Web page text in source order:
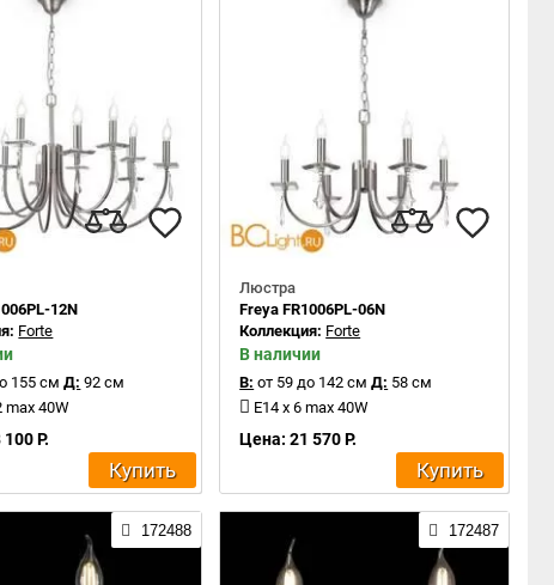
12N
Forte
155 см Д: 92 см
max 40W
Р.
Купить
Люстра
Freya FR1006PL-06N
Коллекция: Forte
В наличии
В: от 59 до 142 см Д: 58 см
E14 x 6 max 40W
Цена: 21 570 Р.
Купить
172488 172487